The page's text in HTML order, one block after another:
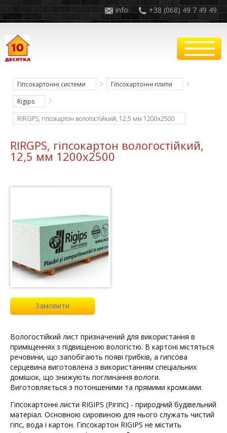
+38 (068) 49 7 49 49
info
Гіпсокартонні системи
Гіпсокартонні плити
Rigips
RIRGPS, гіпсокартон вологостійкий, 12,5 мм 1200x2500
RIRGPS, гіпсокартон вологостійкий,
12,5 мм 1200x2500
Замовити
Вологостійкий лист призначений для використання в
приміщеннях з підвищеною вологістю. В картоні містяться
речовини, що запобігають появі грибків, а гипсова
серцевина виготовлена з використанням спеціальних
домішок, що знижують поглинання вологи.
Виготовляється з потоншеними та прямими кромками.
Гіпсокартонні листи RIGIPS (Рігіпс) - природний будівельний
матеріал. Основною сировиною для нього служать чистий
гіпс, вода і картон. Гіпсокартон RIGIPS не містить